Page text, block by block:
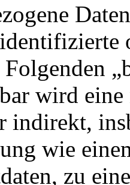
wird eine
indirekt,
wie
zu